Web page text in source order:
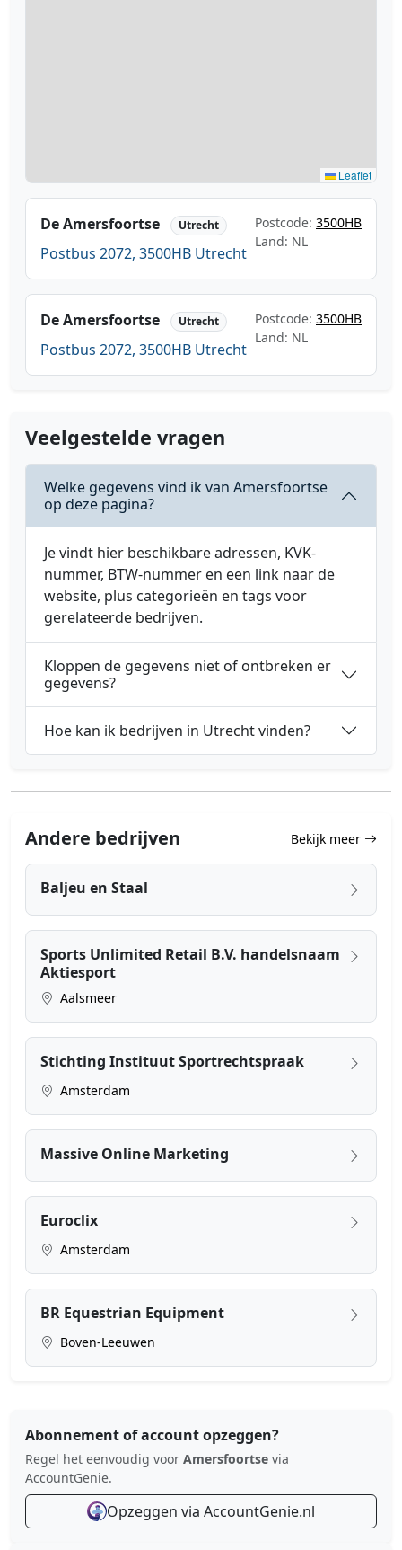
Leaflet
De Amersfoortse Utrecht
Postbus 2072, 3500HB Utrecht
Postcode: 3500HB
Land: NL
De Amersfoortse Utrecht
Postbus 2072, 3500HB Utrecht
Postcode: 3500HB
Land: NL
Veelgestelde vragen
Welke gegevens vind ik van Amersfoortse
op deze pagina?
Je vindt hier beschikbare adressen, KVK-
nummer, BTW-nummer en een link naar de
website, plus categorieën en tags voor
gerelateerde bedrijven.
Kloppen de gegevens niet of ontbreken er
gegevens?
Hoe kan ik bedrijven in Utrecht vinden?
Andere bedrijven Bekijk meer
Baljeu en Staal
Sports Unlimited Retail B.V. handelsnaam
Aktiesport
Aalsmeer
Stichting Instituut Sportrechtspraak
Amsterdam
Massive Online Marketing
Euroclix
Amsterdam
BR Equestrian Equipment
Boven-Leeuwen
Abonnement of account opzeggen?
Regel het eenvoudig voor Amersfoortse via
AccountGenie.
Opzeggen via AccountGenie.nl